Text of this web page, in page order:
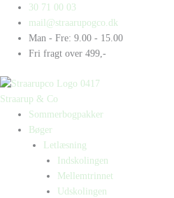
indholdet
30 71 00 03
mail@straarupogco.dk
Man - Fre: 9.00 - 15.00
Fri fragt over 499,-
Straarup & Co
Sommerbogpakker
Bøger
Letlæsning
Indskolingen
Mellemtrinnet
Udskolingen
Products
search
Products
search
Bogkasse